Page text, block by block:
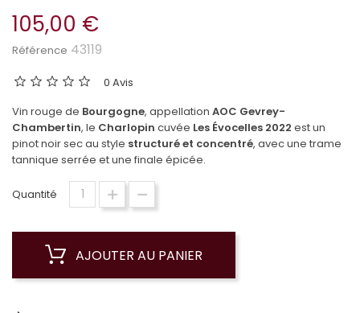
105,00 €
Référence 43119
0 Avis
Vin rouge de Bourgogne, appellation AOC Gevrey-
Chambertin, le Charlopin cuvée Les Évocelles 2022 est un
pinot noir sec au style structuré et concentré, avec une trame
tannique serrée et une finale épicée.
Quantité
AJOUTER AU PANIER